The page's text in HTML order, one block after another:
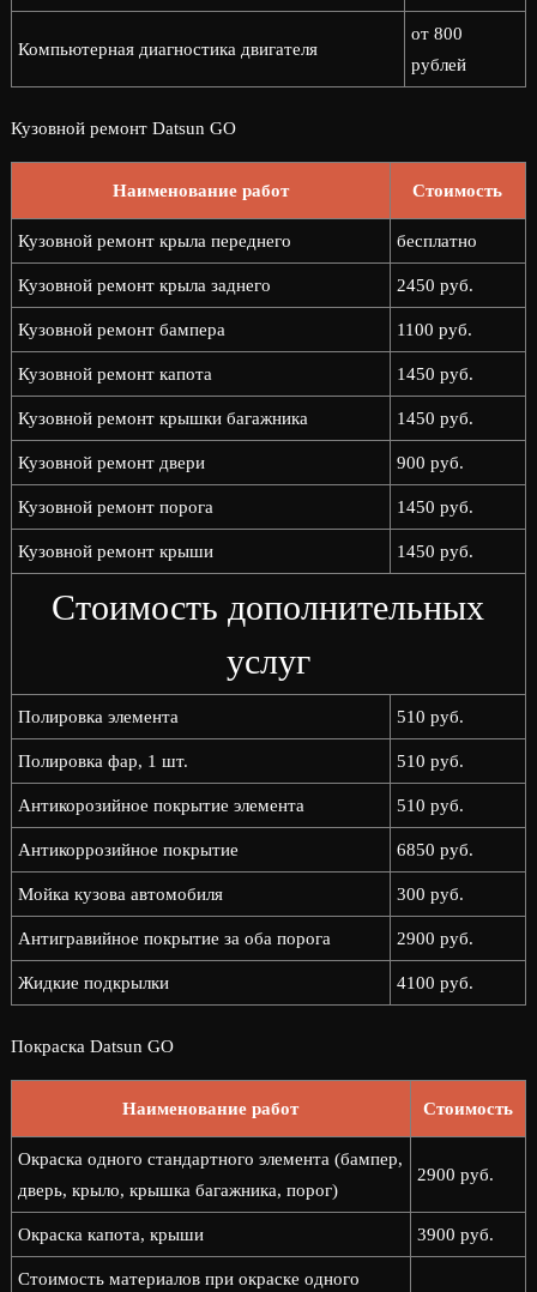
Компьютерная диагностика двигателя
от 800
рублей
Кузовной ремонт Datsun GO
Наименование работ Стоимость
Кузовной ремонт крыла переднего бесплатно
Кузовной ремонт крыла заднего 2450 руб.
Кузовной ремонт бампера 1100 руб.
Кузовной ремонт капота 1450 руб.
Кузовной ремонт крышки багажника 1450 руб.
Кузовной ремонт двери 900 руб.
Кузовной ремонт порога 1450 руб.
Кузовной ремонт крыши 1450 руб.
Стоимость дополнительных
услуг
Полировка элемента 510 руб.
Полировка фар, 1 шт. 510 руб.
Антикорозийное покрытие элемента 510 руб.
Антикоррозийное покрытие 6850 руб.
Мойка кузова автомобиля 300 руб.
Антигравийное покрытие за оба порога 2900 руб.
Жидкие подкрылки 4100 руб.
Покраска Datsun GO
Наименование работ Стоимость
Окраска одного стандартного элемента (бампер,
дверь, крыло, крышка багажника, порог)
2900 руб.
Окраска капота, крыши 3900 руб.
Стоимость материалов при окраске одного